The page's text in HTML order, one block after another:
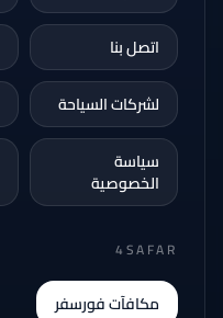
اتصل بنا
لشركات السياحة
سياسة
الخصوصية
4SAFAR
مكافآت فورسفر